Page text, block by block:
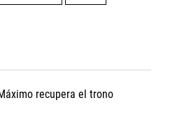
recupera el trono